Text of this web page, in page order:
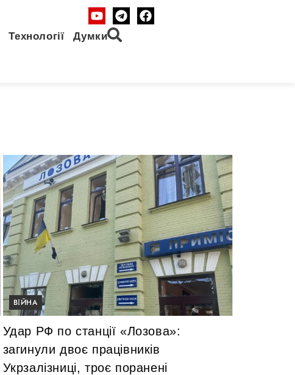
Технології Думки
ВІЙНА
Удар РФ по станції «Лозова»:
загинули двоє працівників
Укрзалізниці, троє поранені